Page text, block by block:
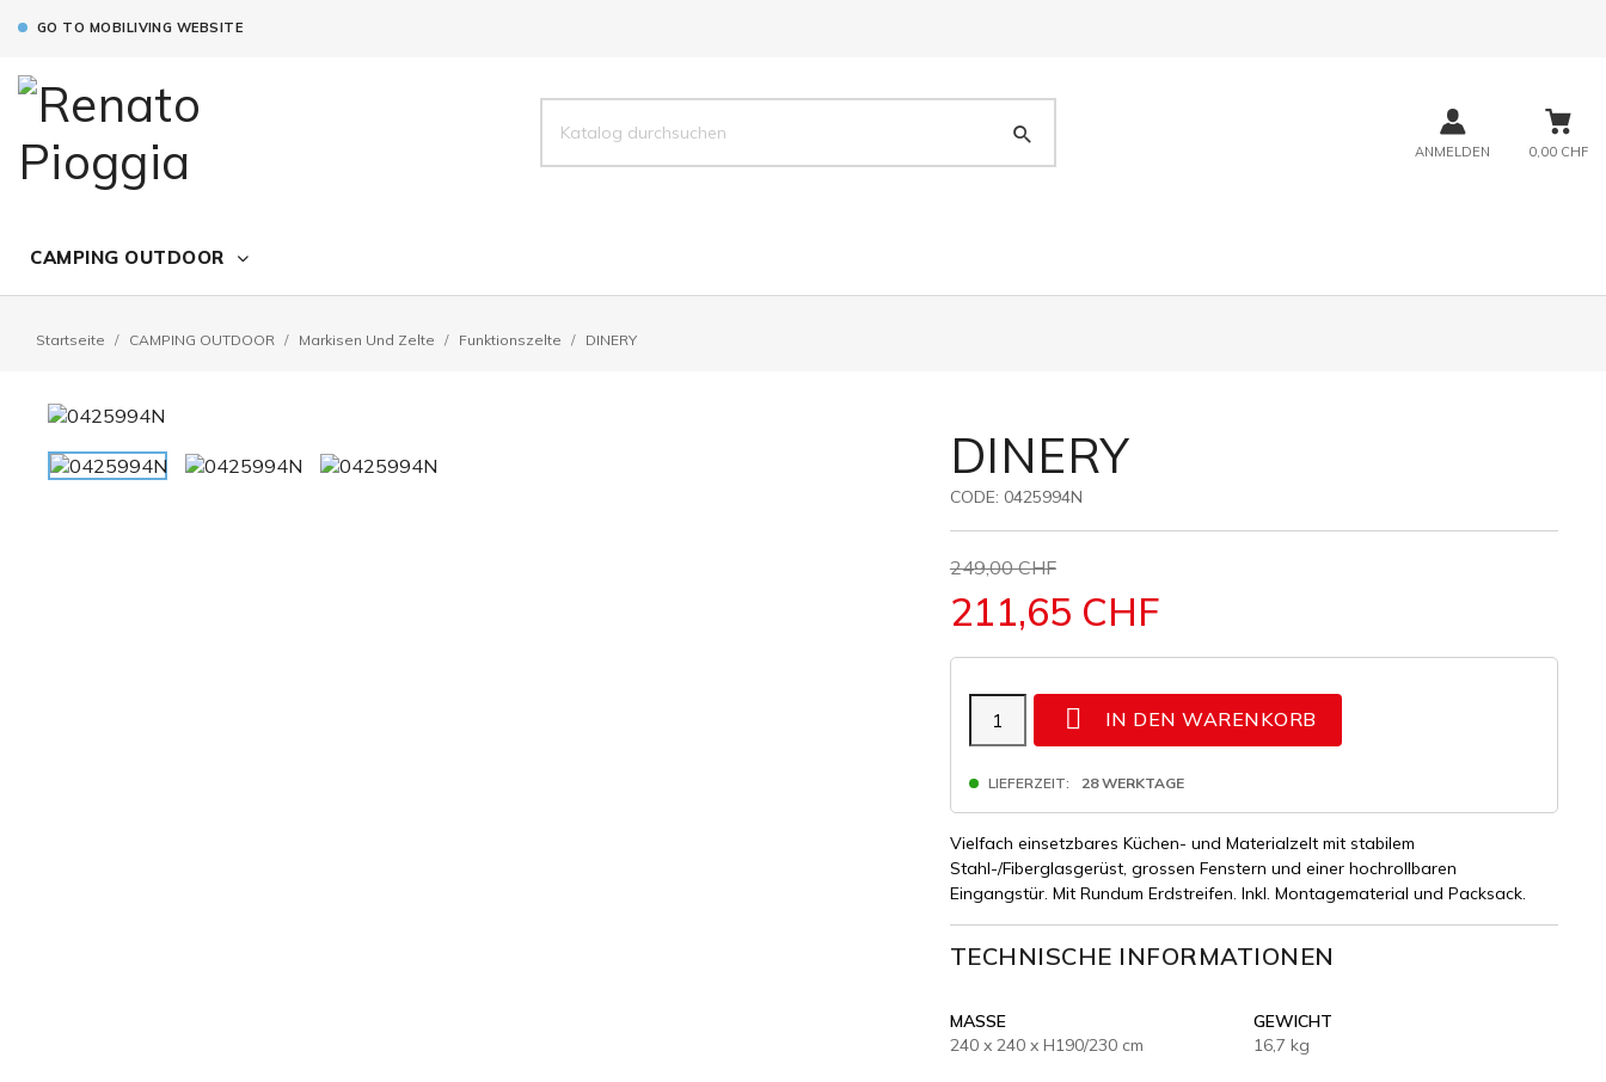
GO TO MOBILIVING WEBSITE
ANMELDEN 0,00 CHF
CAMPING OUTDOOR
Startseite CAMPING OUTDOOR Markisen Und Zelte Funktionszelte DINERY
DINERY
CODE: 0425994N
249,00 CHF
211,65 CHF
 IN DEN WARENKORB
LIEFERZEIT: 28 WERKTAGE
Vielfach einsetzbares Küchen- und Materialzelt mit stabilem
Stahl-/Fiberglasgerüst, grossen Fenstern und einer hochrollbaren
Eingangstür. Mit Rundum Erdstreifen. Inkl. Montagematerial und Packsack.
TECHNISCHE INFORMATIONEN
MASSE
240 x 240 x H190/230 cm
GEWICHT
16,7 kg